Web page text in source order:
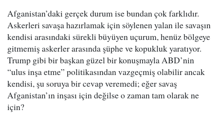
Afganistan’daki gerçek durum ise bundan çok farklıdır.
Askerleri savaşa hazırlamak için söylenen yalan ile savaşın
kendisi arasındaki sürekli büyüyen uçurum, henüz bölgeye
gitmemiş askerler arasında şüphe ve kopukluk yaratıyor.
Trump gibi bir başkan güzel bir konuşmayla ABD’nin
“ulus inşa etme” politikasından vazgeçmiş olabilir ancak
kendisi, şu soruya bir cevap veremedi; eğer savaş
Afganistan’ın inşası için değilse o zaman tam olarak ne
için?